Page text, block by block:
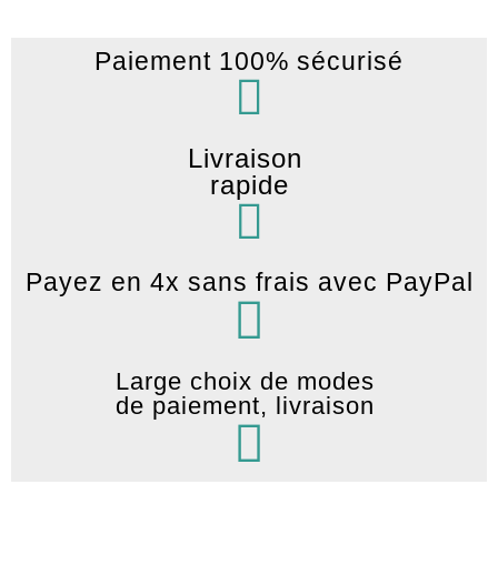
Paiement 100% sécurisé
Livraison
rapide
Payez en 4x sans frais avec PayPal
Large choix de modes
de paiement, livraison